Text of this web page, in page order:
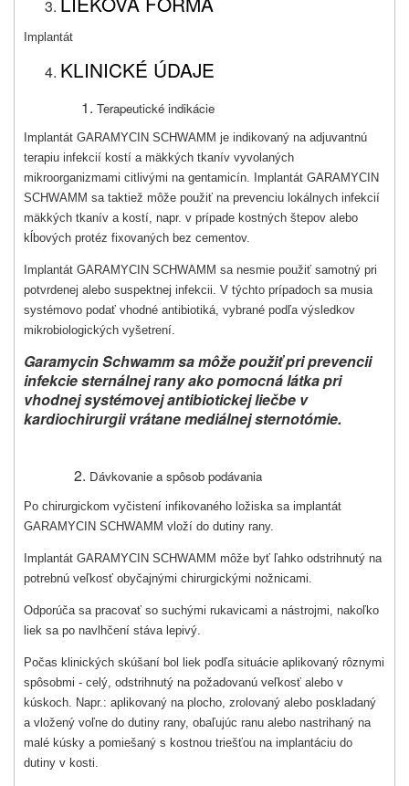
Implantát
KLINICKÉ ÚDAJE
Terapeutické indikácie
Implantát GARAMYCIN SCHWAMM je indikovaný na adjuvantnú
terapiu infekcií kostí a mäkkých tka­nív vyvolaných
mikroorganizmami citlivými na gentamicín. Implantát GARAMYCIN
SCHWAMM sa taktiež môže použiť na prevenciu lokálnych infekcií
mäkkých tkanív a kostí, napr. v prípade kostných štepov alebo
kĺbových protéz fixovaných bez ce­mentov.
Implantát GARAMYCIN SCHWAMM sa nesmie použiť samotný pri
potvrdenej alebo suspektnej infekcii. V týchto prípadoch sa musia
systémovo podať vhodné antibiotiká, vybrané podľa výsledkov
mikrobiologických vyšetrení.
Garamycin Schwamm sa môže použiť pri prevencii
infekcie sternálnej rany ako pomocná látka pri
vhodnej systémovej antibiotickej liečbe v
kardiochirurgii vrátane mediálnej sternotómie.
Dávkovanie a spôsob podávania
Po chirurgickom vyčistení infikovaného ložiska sa implantát
GARAMYCIN SCHWAMM vloží do dutiny rany.
Implantát GARAMYCIN SCHWAMM môže byť ľahko odstrihnutý na
potrebnú veľkosť obyčajnými chirurgickými nožnicami.
Odporúča sa pracovať so suchými rukavicami a nástrojmi, nakoľko
liek sa po navlhčení stáva lepivý.
Počas klinických skúšaní bol liek podľa situácie aplikovaný rôznymi
spôsobmi - celý, odstrihnutý na požadovanú veľkosť alebo v
kúskoch. Napr.: aplikovaný na plocho, zrolo­vaný alebo poskladaný
a vložený voľne do dutiny rany, obaľujúc ranu alebo nastri­haný na
malé kúsky a pomiešaný s kostnou triešťou na implantáciu do
dutiny v kosti.